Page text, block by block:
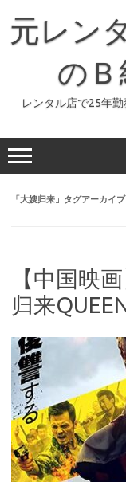
元レン
の
レンタル店で25年
「大嫂归来 」タグアーカイブ
【中国映
归来